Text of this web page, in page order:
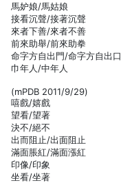
馬妒娘/馬姑娘
接看沉聲/接著沉聲
來者下善/來者不善
前來助舉/前來助拳
命字方自出門/命字方自出口
巾年人/中年人
(mPDB 2011/9/29)
嘻戲/嬉戲
望看/望著
決不/絕不
出而阻止/出面阻止
滿面脹紅/滿面漲紅
印像/印象
坐看/坐著